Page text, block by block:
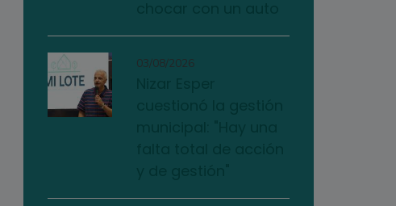
03/08/2026